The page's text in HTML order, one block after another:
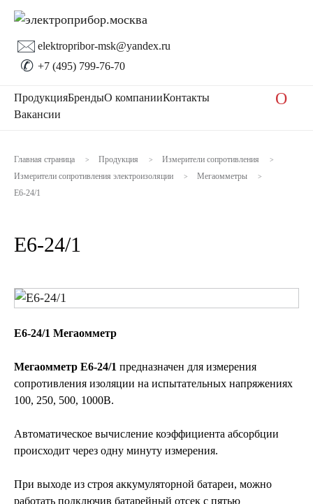
🖂 elektropribor-msk@yandex.ru
✆ +7 (495) 799-76-70
ПродукцияБрендыО компанииКонтакты
Вакансии
O
Главная страница > Продукция > Измерители сопротивления >
Измерители сопротивления электроизоляции > Мегаомметры >
Е6-24/1
Е6-24/1
Е6-24/1 Мегаомметр
Мегаомметр Е6-24/1 предназначен для измерения
сопротивления изоляции на испытательных напряжениях
100, 250, 500, 1000В.
Автоматическое вычисление коэффициента абсорбции
происходит через одну минуту измерения.
При выходе из строя аккумуляторной батареи, можно
работать подключив батарейный отсек с пятью